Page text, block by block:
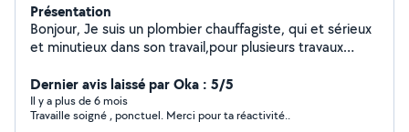
Présentation
Bonjour, Je suis un plombier chauffagiste, qui et sérieux
et minutieux dans son travail,pour plusieurs travaux
bain,j'interviens régulièrement sur des interventions
dedépannage sanitaire ou chauffage
Dernier avis laissé par Oka : 5/5
Il y a plus de 6 mois
Travaille soigné , ponctuel. Merci pour ta réactivité..